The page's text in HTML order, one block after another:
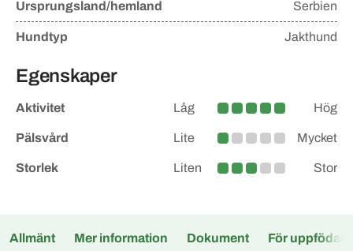
Ursprungsland/hemland Serbien
Hundtyp Jakthund
Egenskaper
Aktivitet Låg
Hög
Hög
Pälsvård Lite
Lite
Mycket
Storlek Liten
Medel
Stor
Allmänt Mer information Dokument För uppfödare